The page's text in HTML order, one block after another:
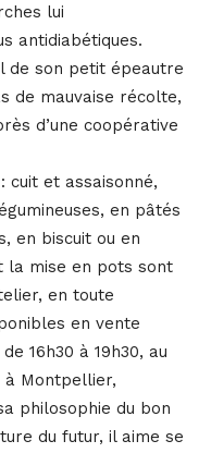
lui
antidiabétiques.
de son petit épeautre
de mauvaise récolte,
d’une coopérative
et assaisonné,
en pâtés
en biscuit ou en
la mise en pots sont
en toute
en vente
16h30 à 19h30, au
à Montpellier,
philosophie du bon
du futur, il aime se